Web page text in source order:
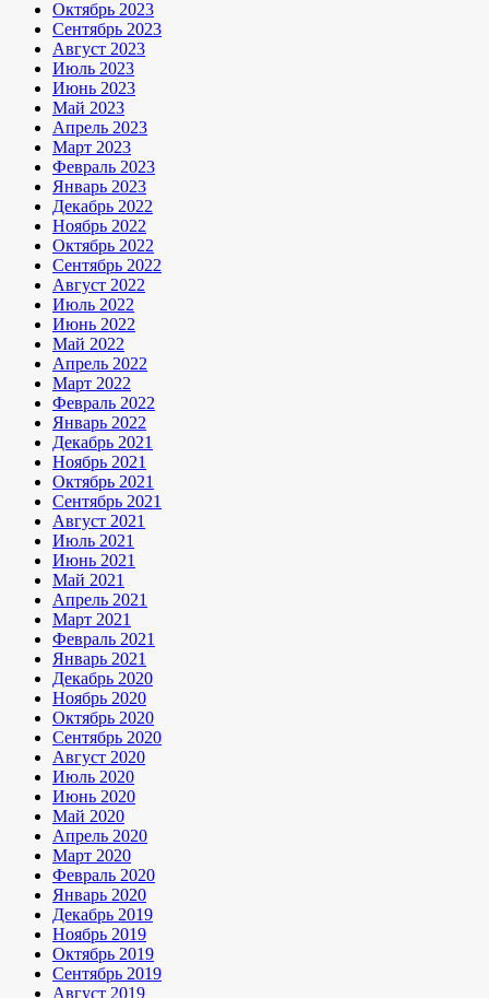
Октябрь 2023
Сентябрь 2023
Август 2023
Июль 2023
Июнь 2023
Май 2023
Апрель 2023
Март 2023
Февраль 2023
Январь 2023
Декабрь 2022
Ноябрь 2022
Октябрь 2022
Сентябрь 2022
Август 2022
Июль 2022
Июнь 2022
Май 2022
Апрель 2022
Март 2022
Февраль 2022
Январь 2022
Декабрь 2021
Ноябрь 2021
Октябрь 2021
Сентябрь 2021
Август 2021
Июль 2021
Июнь 2021
Май 2021
Апрель 2021
Март 2021
Февраль 2021
Январь 2021
Декабрь 2020
Ноябрь 2020
Октябрь 2020
Сентябрь 2020
Август 2020
Июль 2020
Июнь 2020
Май 2020
Апрель 2020
Март 2020
Февраль 2020
Январь 2020
Декабрь 2019
Ноябрь 2019
Октябрь 2019
Сентябрь 2019
Август 2019